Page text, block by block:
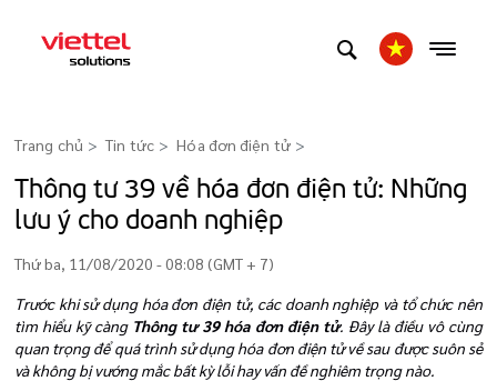
Trang chủ Tin tức Hóa đơn điện tử >
Thông tư 39 về hóa đơn điện tử: Những
lưu ý cho doanh nghiệp
Thứ ba, 11/08/2020 - 08:08 (GMT + 7)
Trước khi sử dụng hóa đơn điện tử, các doanh nghiệp và tổ chức nên
tìm hiểu kỹ càng Thông tư 39 hóa đơn điện tử. Đây là điều vô cùng
quan trọng để quá trình sử dụng hóa đơn điện tử về sau được suôn sẻ
và không bị vướng mắc bất kỳ lỗi hay vấn đề nghiêm trọng nào.